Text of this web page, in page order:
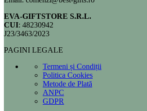
EVA-GIFTSTORE S.R.L.
CUI: 48230942
J23/3463/2023
PAGINI LEGALE
Termeni și Condiții
Politica Cookies
Metode de Plată
ANPC
GDPR